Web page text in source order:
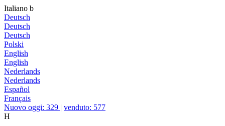
Italiano b
Deutsch
Deutsch
Deutsch
Polski
English
English
Nederlands
Nederlands
Español
Français
Nuovo oggi: 329 | venduto: 577
H